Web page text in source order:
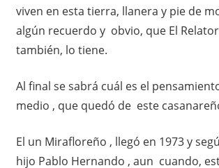
viven en esta tierra, llanera y pie de
algún recuerdo y obvio, que El
también, lo tiene.
Al final se sabrá cuál es el
medio , que quedó de este
El un Mirafloreño , llegó en 1973 y
hijo Pablo Hernando , aun cuando,